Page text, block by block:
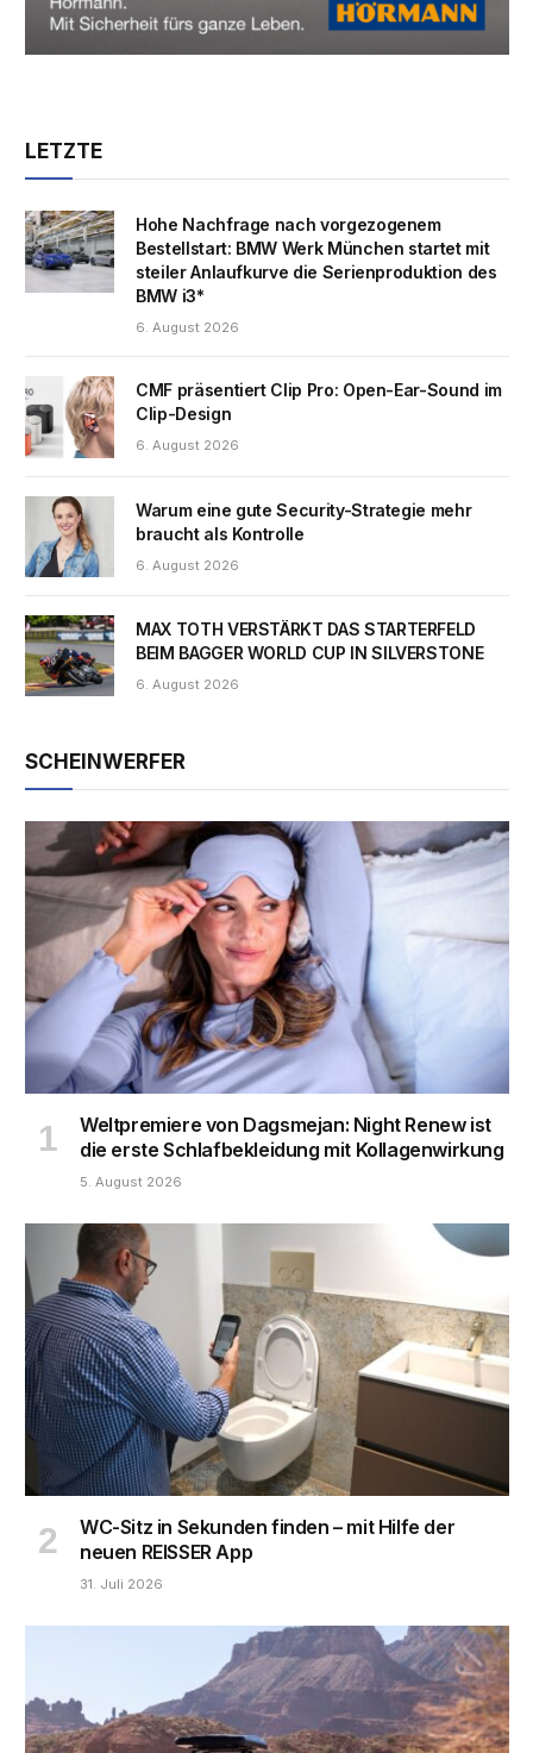
LETZTE
Hohe Nachfrage nach vorgezogenem
Bestellstart: BMW Werk München startet mit
steiler Anlaufkurve die Serienproduktion des
BMW i3*
6. August 2026
CMF präsentiert Clip Pro: Open-Ear-Sound im
Clip-Design
6. August 2026
Warum eine gute Security-Strategie mehr
braucht als Kontrolle
6. August 2026
MAX TOTH VERSTÄRKT DAS STARTERFELD
BEIM BAGGER WORLD CUP IN SILVERSTONE
6. August 2026
SCHEINWERFER
Weltpremiere von Dagsmejan: Night Renew ist
die erste Schlafbekleidung mit Kollagenwirkung
5. August 2026
WC-Sitz in Sekunden finden – mit Hilfe der
neuen REISSER App
31. Juli 2026